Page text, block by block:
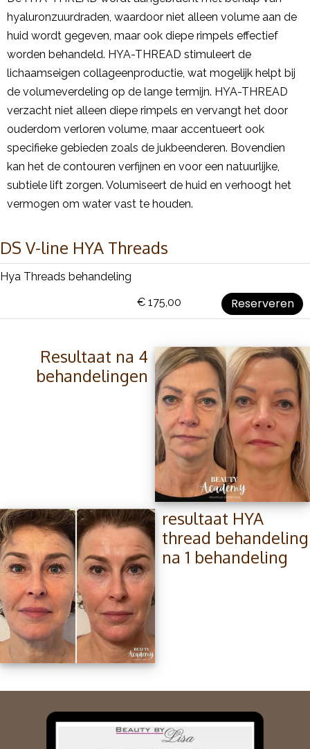
hyaluronzuurdraden, waardoor niet alleen volume aan de
huid wordt gegeven, maar ook diepe rimpels effectief
worden behandeld. HYA-THREAD stimuleert de
lichaamseigen collageenproductie, wat mogelijk helpt bij
de volumeverdeling op de lange termijn. HYA-THREAD
verzacht niet alleen diepe rimpels en vervangt het door
ouderdom verloren volume, maar accentueert ook
specifieke gebieden zoals de jukbeenderen. Bovendien
kan het de contouren verfijnen en voor een natuurlijke,
subtiele lift zorgen. Volumiseert de huid en verhoogt het
vermogen om water vast te houden.
DS V-line HYA Threads
Hya Threads behandeling
Reserveren
€ 175,00
Resultaat na 4
behandelingen
resultaat HYA
thread behandeling
na 1 behandeling